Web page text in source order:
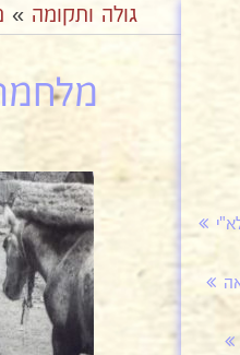
גולה ותקומה »